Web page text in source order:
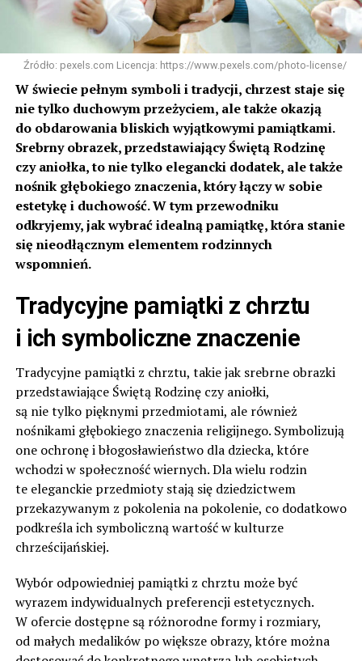
Źródło: pexels.com Licencja: https://www.pexels.com/photo-license/
W świecie pełnym symboli i tradycji, chrzest staje się
nie tylko duchowym przeżyciem, ale także okazją
do obdarowania bliskich wyjątkowymi pamiątkami.
Srebrny obrazek, przedstawiający Świętą Rodzinę
czy aniołka, to nie tylko elegancki dodatek, ale także
nośnik głębokiego znaczenia, który łączy w sobie
estetykę i duchowość. W tym przewodniku
odkryjemy, jak wybrać idealną pamiątkę, która stanie
się nieodłącznym elementem rodzinnych
wspomnień.
Tradycyjne pamiątki z chrztu
i ich symboliczne znaczenie
Tradycyjne pamiątki z chrztu, takie jak srebrne obrazki
przedstawiające Świętą Rodzinę czy aniołki,
są nie tylko pięknymi przedmiotami, ale również
nośnikami głębokiego znaczenia religijnego. Symbolizują
one ochronę i błogosławieństwo dla dziecka, które
wchodzi w społeczność wiernych. Dla wielu rodzin
te eleganckie przedmioty stają się dziedzictwem
przekazywanym z pokolenia na pokolenie, co dodatkowo
podkreśla ich symboliczną wartość w kulturze
chrześcijańskiej.
Wybór odpowiedniej pamiątki z chrztu może być
wyrazem indywidualnych preferencji estetycznych.
W ofercie dostępne są różnorodne formy i rozmiary,
od małych medalików po większe obrazy, które można